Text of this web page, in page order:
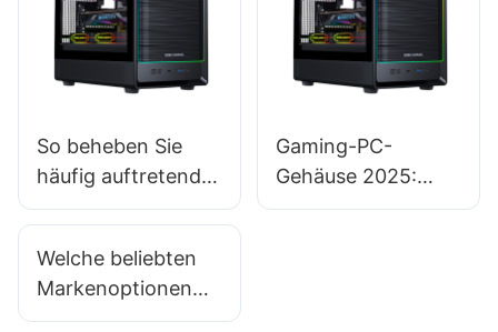
So beheben Sie
häufig auftretende
Probleme mit
Gehäusen
Gaming-PC-
Gehäuse 2025:
Sind tragbare
Welche beliebten
Markenoptionen
gibt es für ein